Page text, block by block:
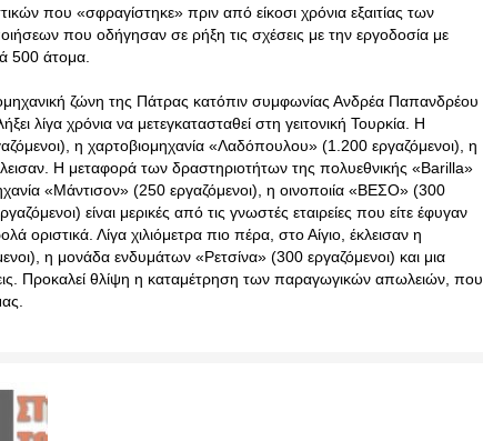
που «σφραγίστηκε» πριν από είκοσι χρόνια εξαιτίας των
που οδήγησαν σε ρήξη τις σχέσεις με την εργοδοσία με
500 άτομα.
ζώνη της Πάτρας κατόπιν συμφωνίας Ανδρέα Παπανδρέου
λίγα χρόνια να μετεγκατασταθεί στη γειτονική Τουρκία. Η
η χαρτοβιομηχανία «Λαδόπουλου» (1.200 εργαζόμενοι), η
Η μεταφορά των δραστηριοτήτων της πολυεθνικής «Barilla»
«Μάντισον» (250 εργαζόμενοι), η οινοποιία «ΒΕΣΟ» (300
είναι μερικές από τις γνωστές εταιρείες που είτε έφυγαν
οριστικά. Λίγα χιλιόμετρα πιο πέρα, στο Αίγιο, έκλεισαν η
η μονάδα ενδυμάτων «Ρετσίνα» (300 εργαζόμενοι) και μια
Προκαλεί θλίψη η καταμέτρηση των παραγωγικών απωλειών, που